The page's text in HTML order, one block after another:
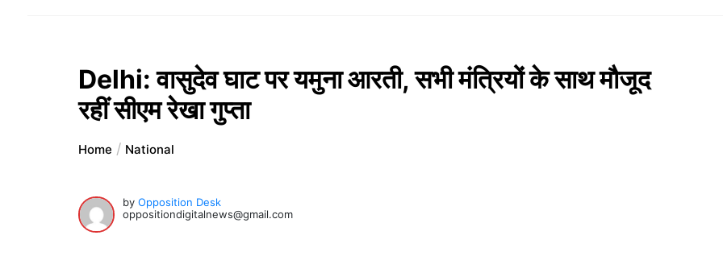
Delhi: वासुदेव घाट पर यमुना आरती, सभी मंत्रियों के साथ मौजूद
रहीं सीएम रेखा गुप्ता
Home National
by Opposition Desk
oppositiondigitalnews@gmail.com